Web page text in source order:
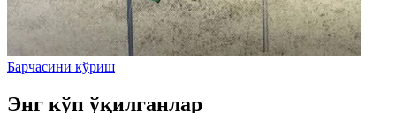
Барчасини кўриш
Энг кўп ўқилганлар